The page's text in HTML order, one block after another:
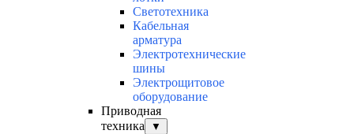
Светотехника
Кабельная
арматура
Электротехнические
шины
Электрощитовое
оборудование
Приводная
техника
▼